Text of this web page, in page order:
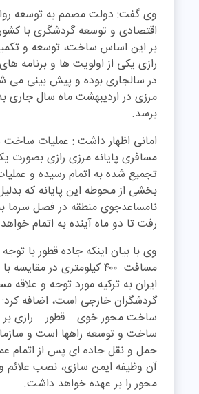
وی گفت: دولت مصمم به توسعه
اقتصادی و توسعه گردشگری با
بر این اساس ساخت، توسعه و
رازی یکی از اولویت ها و برنامه
در سالجاری بوده و پیش بینی می
مرزی در اردیبهشت ماه سال جاری
برسد.
امانی اظهار داشت : عملیات
مسافری پایانه مرزی رازی بصورت
تجمیع شده به اتمام رسیده و
بخشی از محوطه این پایانه که
نامساعدجوی منطقه در فصل سرما
رفت تا دو ماه آینده به اتمام
وی با بیان اینکه جاده قطور با
مسافت ۴۰۰ کیلومتری در
ایران به ترکیه مورد توجه و علاقه
گردشگران خارجی است، اضافه
ساخت محور خوی – قطور – رازی
ساخت و توسعه راهها است و
حمل و نقل جاده ای پس از اتمام
آن وظیفه ایمن سازی، نصب
محور را بر عهده خواهد داشت.